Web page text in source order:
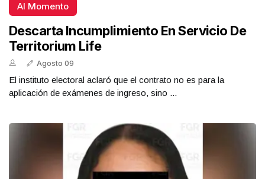
Al Momento
Descarta Incumplimiento En Servicio De
Territorium Life
Agosto 09
El instituto electoral aclaró que el contrato no es para la
aplicación de exámenes de ingreso, sino ...